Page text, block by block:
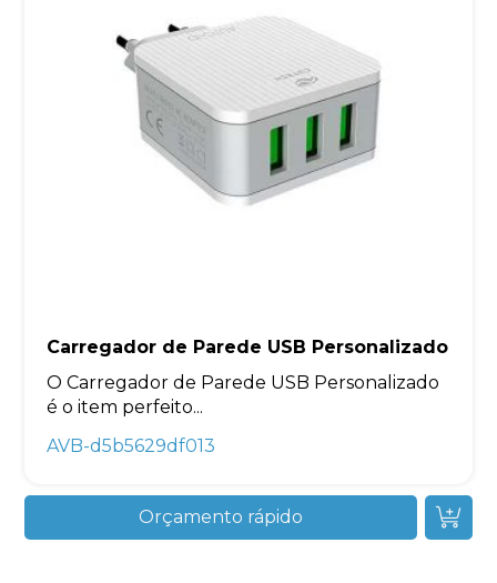
Carregador de Parede USB Personalizado
O Carregador de Parede USB Personalizado
é o item perfeito...
AVB-d5b5629df013
Orçamento rápido